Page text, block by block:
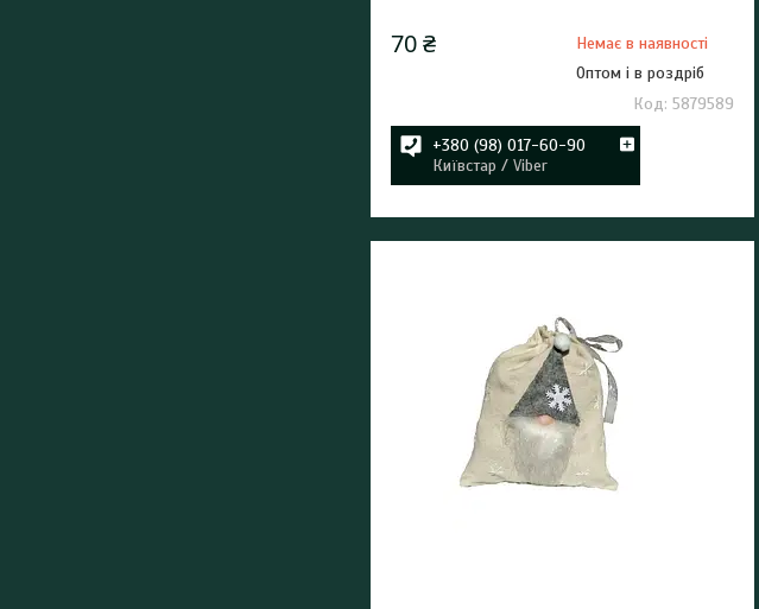
70 ₴
Немає в наявності
Оптом і в роздріб
5879589
+380 (98) 017-60-90
Київстар / Viber